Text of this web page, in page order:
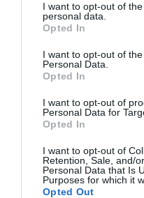
I want to opt-out of
personal data.
Opted In
I want to opt-out of
Personal Data.
Opted In
I want to opt-out of
Personal Data for
Opted In
I want to opt-out of
Retention, Sale, and/
Personal Data that Is
Purposes for which it
Opted Out
AfterSalesPro
Argo ATC
Code.Hub
Data Consulting
ENTERPRISE